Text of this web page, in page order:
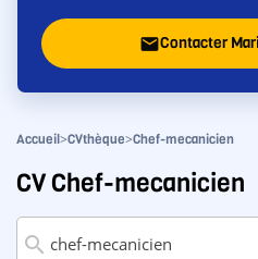
emailContacter
Accueil>CVthèque>Chef-mecanicien
CV Chef-mecanicien
search